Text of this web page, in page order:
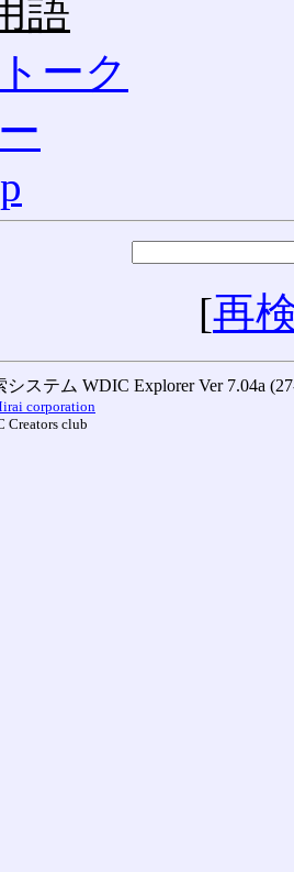
語
ーク
[再
ステム WDIC Explorer Ver 7.04a
corporation
club